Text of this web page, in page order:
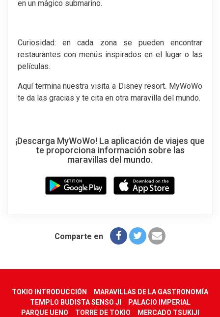
en un mágico submarino.
Curiosidad: en cada zona se pueden encontrar
restaurantes con menús inspirados en el lugar o las
películas.
Aquí termina nuestra visita a Disney resort. MyWoWo
te da las gracias y te cita en otra maravilla del mundo.
¡Descarga MyWoWo! La aplicación de viajes que
te proporciona información sobre las
maravillas del mundo.
Comparte en
TOKIO INTRODUCCIÓN
MARAVILLAS DE LA GASTRONOMÍA
TEMPLO BUDISTA SENSO JI
PALACIO IMPERIAL
PARQUE UENO
TORRE DE TOKIO
MERCADO TSUKIJI